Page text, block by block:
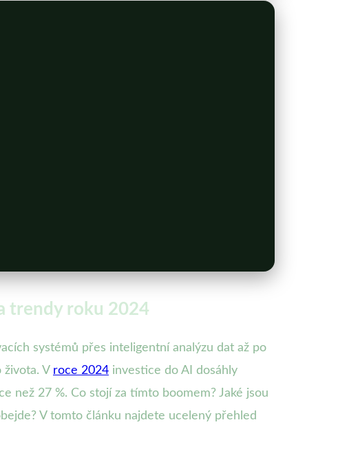
trendy roku 2024
systémů přes inteligentní analýzu dat až po
života. V roce 2024 investice do AI dosáhly
než 27 %. Co stojí za tímto boomem? Jaké jsou
V tomto článku najdete ucelený přehled